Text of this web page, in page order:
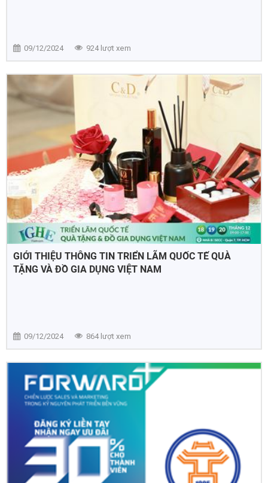
09/12/2024 924 lượt xem
GIỚI THIỆU THÔNG TIN TRIỂN LÃM QUỐC TẾ QUÀ
TẶNG VÀ ĐỒ GIA DỤNG VIỆT NAM
09/12/2024 864 lượt xem